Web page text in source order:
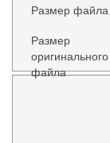
Размер файла
Размер
оригинального
файла